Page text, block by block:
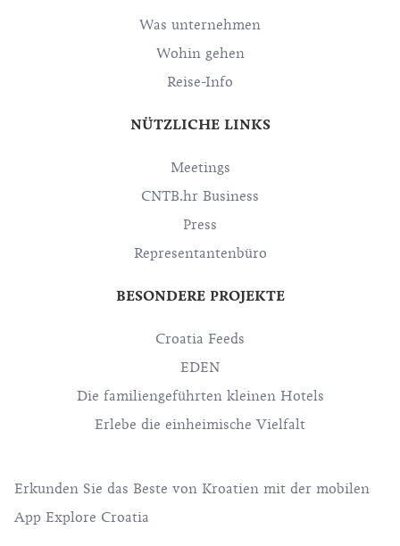
Was unternehmen
Wohin gehen
Reise-Info
NÜTZLICHE LINKS
Meetings
CNTB.hr Business
Press
Representantenbüro
BESONDERE PROJEKTE
Croatia Feeds
EDEN
Die familiengeführten kleinen Hotels
Erlebe die einheimische Vielfalt
Erkunden Sie das Beste von Kroatien mit der mobilen
App Explore Croatia